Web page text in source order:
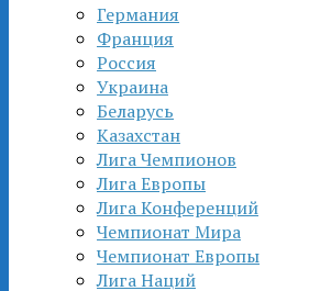
Германия
Франция
Россия
Украина
Беларусь
Казахстан
Лига Чемпионов
Лига Европы
Лига Конференций
Чемпионат Мира
Чемпионат Европы
Лига Наций